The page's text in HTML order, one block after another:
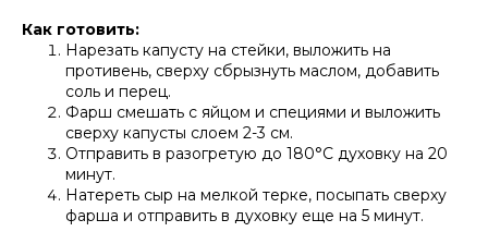
Как готовить:
Нарезать капусту на стейки, выложить на
противень, сверху сбрызнуть маслом, добавить
соль и перец.
Фарш смешать с яйцом и специями и выложить
сверху капусты слоем 2-3 см.
Отправить в разогретую до 180°С духовку на 20
минут.
Натереть сыр на мелкой терке, посыпать сверху
фарша и отправить в духовку еще на 5 минут.